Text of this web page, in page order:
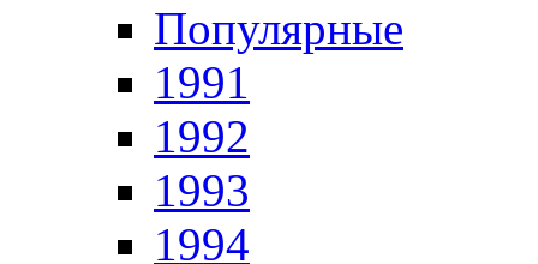
Популярные
1991
1992
1993
1994